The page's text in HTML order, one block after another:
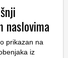
naslovima
prikazan na
iz